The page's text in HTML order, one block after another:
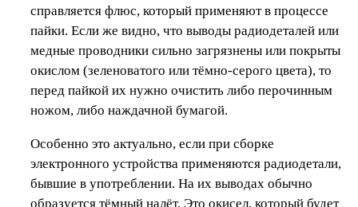
справляется флюс, который применяют в процессе
пайки. Если же видно, что выводы радиодеталей или
медные проводники сильно загрязнены или покрыты
окислом (зеленоватого или тёмно-серого цвета), то
перед пайкой их нужно очистить либо перочинным
ножом, либо наждачной бумагой.
Особенно это актуально, если при сборке
электронного устройства применяются радиодетали,
бывшие в употреблении. На их выводах обычно
образуется тёмный налёт. Это окисел, который будет